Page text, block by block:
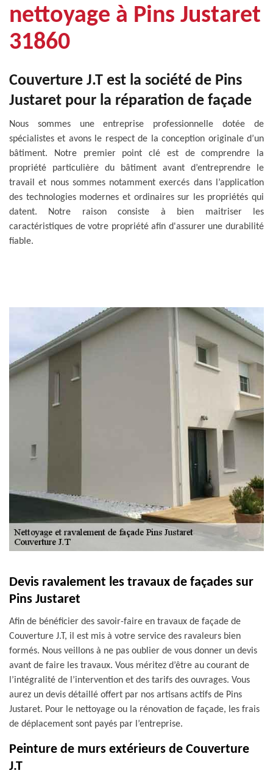
nettoyage à Pins Justaret
31860
Couverture J.T est la société de Pins
Justaret pour la réparation de façade
Nous sommes une entreprise professionnelle dotée de
spécialistes et avons le respect de la conception originale d’un
bâtiment. Notre premier point clé est de comprendre la
propriété particulière du bâtiment avant d’entreprendre le
travail et nous sommes notamment exercés dans l’application
des technologies modernes et ordinaires sur les propriétés qui
datent. Notre raison consiste à bien maitriser les
caractéristiques de votre propriété afin d'assurer une durabilité
fiable.
Devis ravalement les travaux de façades sur
Pins Justaret
Afin de bénéficier des savoir-faire en travaux de façade de
Couverture J.T, il est mis à votre service des ravaleurs bien
formés. Nous veillons à ne pas oublier de vous donner un devis
avant de faire les travaux. Vous méritez d’être au courant de
l’intégralité de l’intervention et des tarifs des ouvrages. Vous
aurez un devis détaillé offert par nos artisans actifs de Pins
Justaret. Pour le nettoyage ou la rénovation de façade, les frais
de déplacement sont payés par l’entreprise.
Peinture de murs extérieurs de Couverture
J.T